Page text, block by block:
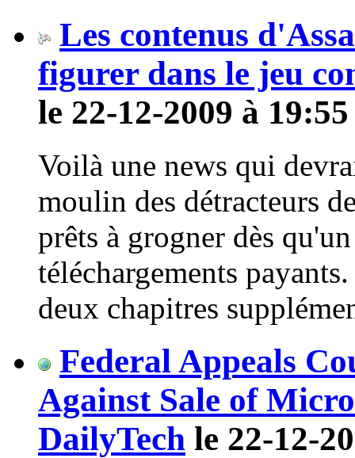
Les contenus
figurer dans le jeu
le 22-12-2009 à 19:55
Voilà une news qui
moulin des détracteurs
prêts à grogner dès
téléchargements
deux chapitres
Federal Appeals
Against Sale of
DailyTech le 22-12-